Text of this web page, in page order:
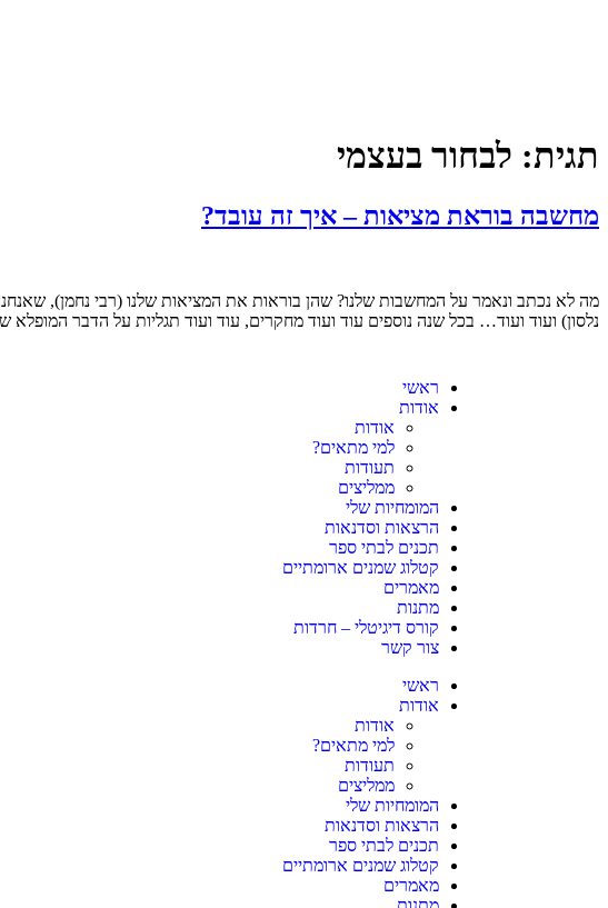
תגית: לבחור בעצמי
מחשבה בוראת מציאות – איך זה עובד?
מה לא נכתב ונאמר על המחשבות שלנו? שהן בוראות את המציאות שלנו (רבי נחמן),
נלסון) ועוד ועוד… בכל שנה נוספים עוד ועוד מחקרים, עוד ועוד תגליות על הדבר
ראשי
אודות
אודות
למי מתאים?
תעודות
ממליצים
המומחיות שלי
הרצאות וסדנאות
תכנים לבתי ספר
קטלוג שמנים ארומתיים
מאמרים
מתנות
קורס דיגיטלי – חרדות
צור קשר
ראשי
אודות
אודות
למי מתאים?
תעודות
ממליצים
המומחיות שלי
הרצאות וסדנאות
תכנים לבתי ספר
קטלוג שמנים ארומתיים
מאמרים